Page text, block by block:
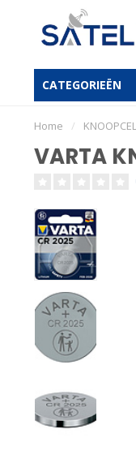
CATEGORIEËN
Gratis
Home /
VARTA